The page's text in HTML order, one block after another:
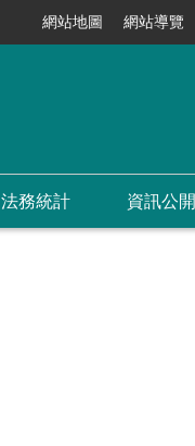
網站地圖 網站導覽
法務統計 資訊公開